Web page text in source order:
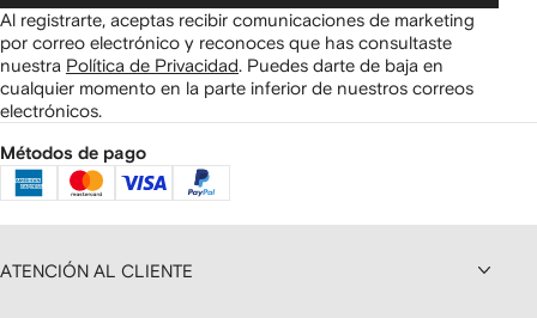
Al registrarte, aceptas recibir comunicaciones de marketing
por correo electrónico y reconoces que has consultaste
nuestra Política de Privacidad Puedes darte de baja en
cualquier momento en la parte inferior de nuestros correos
electrónicos.
Métodos de pago
ATENCIÓN AL CLIENTE